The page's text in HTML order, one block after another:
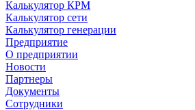
Калькулятор КРМ
Калькулятор сети
Калькулятор генерации
Предприятие
О предприятии
Новости
Партнеры
Документы
Сотрудники